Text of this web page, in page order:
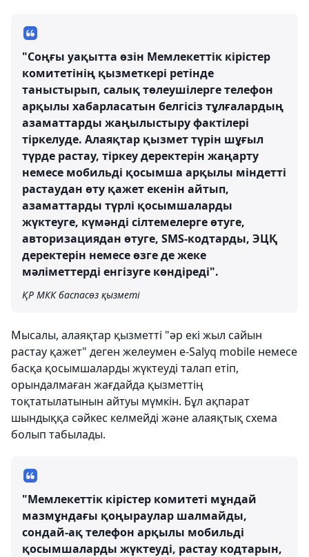
"Соңғы уақытта өзін Мемлекеттік кірістер
комитетінің қызметкері ретінде
таныстырып, салық төлеушілерге телефон
арқылы хабарласатын белгісіз тұлғалардың
азаматтарды жаңылыстыру фактілері
тіркелуде. Алаяқтар қызмет түрін шұғыл
түрде растау, тіркеу деректерін жаңарту
немесе мобильді қосымша арқылы міндетті
растаудан өту қажет екенін айтып,
азаматтарды түрлі қосымшаларды
жүктеуге, күмәнді сілтемелерге өтуге,
авторизациядан өтуге, SMS-кодтарды, ЭЦҚ
деректерін немесе өзге де жеке
мәліметтерді енгізуге көндіреді".
ҚР МКК баспасөз қызметі
Мысалы, алаяқтар қызметті "әр екі жыл сайын
растау қажет" деген желеумен e-Salyq mobile немесе
басқа қосымшаларды жүктеуді талап етіп,
орындалмаған жағдайда қызметтің
тоқтатылатынын айтуы мүмкін. Бұл ақпарат
шындыққа сәйкес келмейді және алаяқтық схема
болып табылады.
"Мемлекеттік кірістер комитеті мұндай
мазмұндағы қоңыраулар шалмайды,
сондай-ақ телефон арқылы мобильді
қосымшаларды жүктеуді, растау кодтарын,